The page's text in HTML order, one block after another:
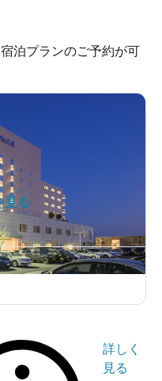
泊プランのご予約が可
見る
詳しく
見る